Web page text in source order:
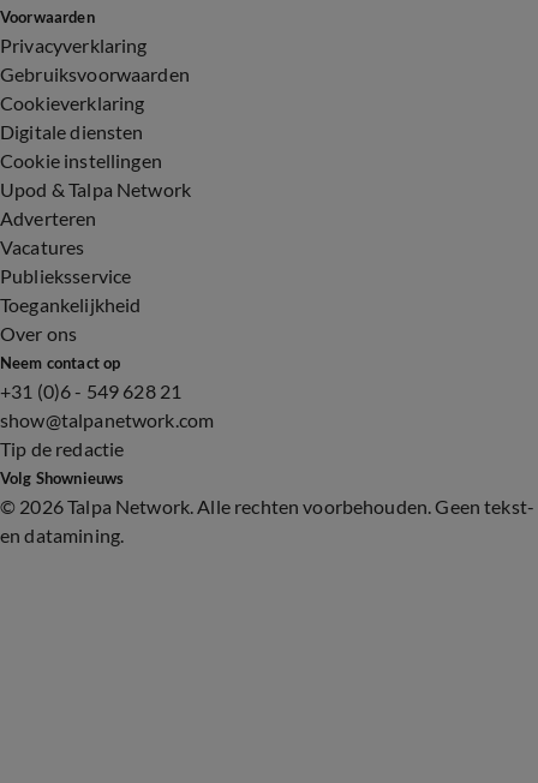
Voorwaarden
Privacyverklaring
Gebruiksvoorwaarden
Cookieverklaring
Digitale diensten
Cookie instellingen
Upod & Talpa Network
Adverteren
Vacatures
Publieksservice
Toegankelijkheid
Over ons
Neem contact op
+31 (0)6 - 549 628 21
show@talpanetwork.com
Tip de redactie
Volg Shownieuws
© 2026 Talpa Network. Alle rechten voorbehouden. Geen tekst-
en datamining.